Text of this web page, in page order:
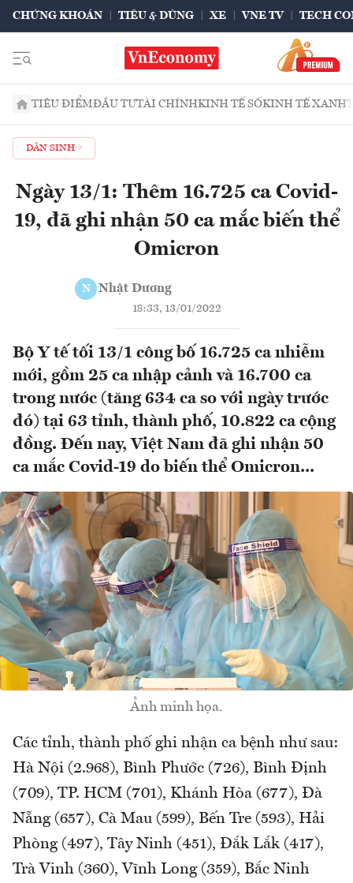
CHỨNG KHOÁN TIÊU & DÙNG XE VNE TV TECH
TIÊU ĐIỂMĐẦU TƯTÀI CHÍNHKINH TẾ SỐKINH TẾ XANH
DÂN SINH
Ngày 13/1: Thêm 16.725 ca Covid-
19, đã ghi nhận 50 ca mắc biến thể
Omicron
N Nhật Dương
18:33, 13/01/2022
Bộ Y tế tối 13/1 công bố 16.725 ca nhiễm
mới, gồm 25 ca nhập cảnh và 16.700 ca
trong nước (tăng 634 ca so với ngày trước
đó) tại 63 tỉnh, thành phố, 10.822 ca cộng
đồng. Đến nay, Việt Nam đã ghi nhận 50
ca mắc Covid-19 do biến thể Omicron...
Ảnh minh họa.
Các tỉnh, thành phố ghi nhận ca bệnh như sau:
Hà Nội (2.968), Bình Phước (726), Bình Định
(709), TP. HCM (701), Khánh Hòa (677), Đà
Nẵng (657), Cà Mau (599), Bến Tre (593), Hải
Phòng (497), Tây Ninh (451), Đắk Lắk (417),
Trà Vinh (360), Vĩnh Long (359), Bắc Ninh